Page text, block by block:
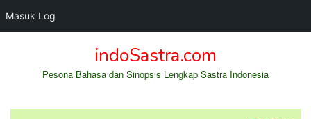
Masuk Log
indoSastra.com
Pesona Bahasa dan Sinopsis Lengkap Sastra Indonesia